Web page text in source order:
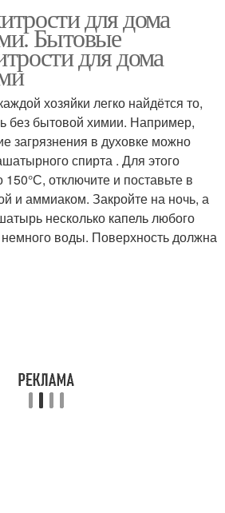
для дома
Бытовые
для дома
хозяйки легко найдётся то,
без бытовой химии. Например,
загрязнения в духовке можно
спирта . Для этого
150°С, отключите и поставьте в
и аммиаком. Закройте на ночь, а
несколько капель любого
воды. Поверхность должна